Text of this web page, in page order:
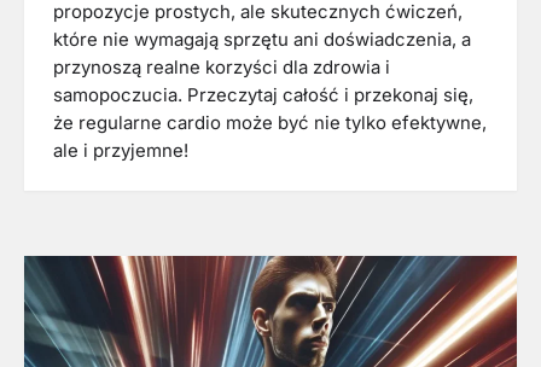
propozycje prostych, ale skutecznych ćwiczeń,
które nie wymagają sprzętu ani doświadczenia, a
przynoszą realne korzyści dla zdrowia i
samopoczucia. Przeczytaj całość i przekonaj się,
że regularne cardio może być nie tylko efektywne,
ale i przyjemne!